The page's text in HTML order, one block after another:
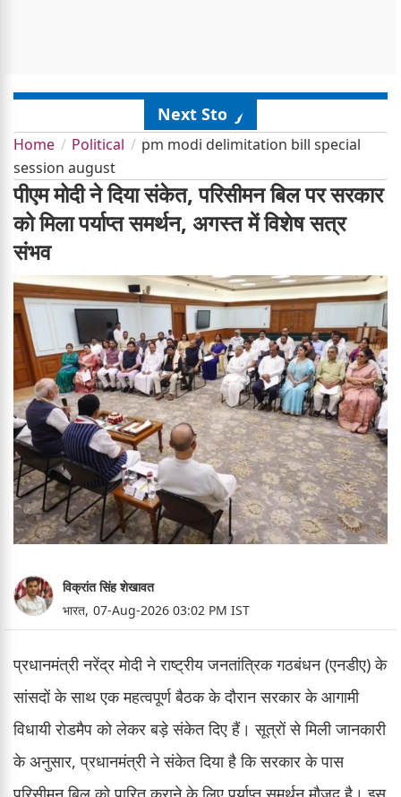
Next Story
Home Political
pm modi delimitation bill special
session august
पीएम मोदी ने दिया संकेत, परिसीमन बिल पर सरकार
को मिला पर्याप्त समर्थन, अगस्त में विशेष सत्र
संभव
विक्रांत सिंह शेखावत
भारत, 07-Aug-2026 03:02 PM IST
प्रधानमंत्री नरेंद्र मोदी ने राष्ट्रीय जनतांत्रिक गठबंधन (एनडीए) के
सांसदों के साथ एक महत्वपूर्ण बैठक के दौरान सरकार के आगामी
विधायी रोडमैप को लेकर बड़े संकेत दिए हैं। सूत्रों से मिली जानकारी
के अनुसार, प्रधानमंत्री ने संकेत दिया है कि सरकार के पास